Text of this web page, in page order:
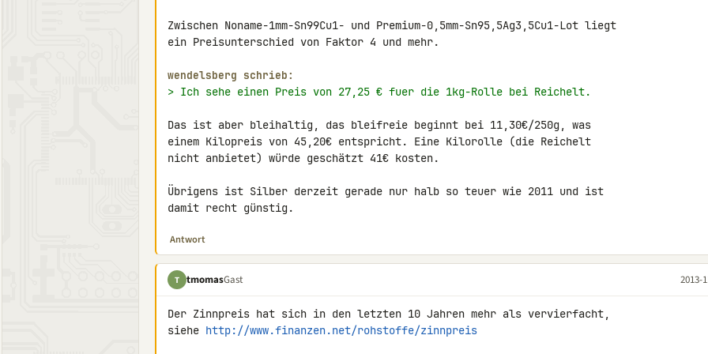
Zwischen Noname-1mm-Sn99Cu1- und Premium-0,5mm-Sn95,5Ag3,5Cu1-Lot liegt
ein Preisunterschied von Faktor 4 und mehr.
wendelsberg schrieb:
> Ich sehe einen Preis von 27,25 € fuer die 1kg-Rolle bei Reichelt.
Das ist aber bleihaltig, das bleifreie beginnt bei 11,30€/250g, was
einem Kilopreis von 45,20€ entspricht. Eine Kilorolle (die Reichelt
nicht anbietet) würde geschätzt 41€ kosten.
Übrigens ist Silber derzeit gerade nur halb so teuer wie 2011 und ist
damit recht günstig.
Antwort
T tmomasGast 2013-
Der Zinnpreis hat sich in den letzten 10 Jahren mehr als vervierfacht,
siehe http://www.finanzen.net/rohstoffe/zinnpreis